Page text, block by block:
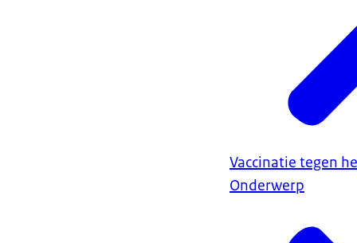
Vaccinatie tegen
Onderwerp